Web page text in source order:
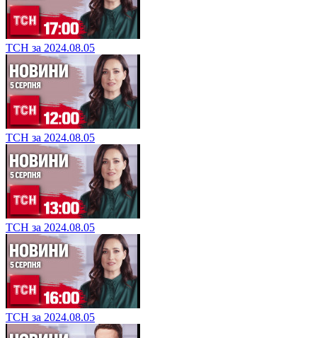
ТСН за 2024.08.05
ТСН за 2024.08.05
ТСН за 2024.08.05
ТСН за 2024.08.05